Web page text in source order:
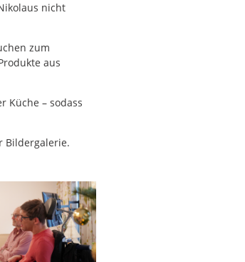
nicht
zum
aus
Küche – sodass
Bildergalerie.